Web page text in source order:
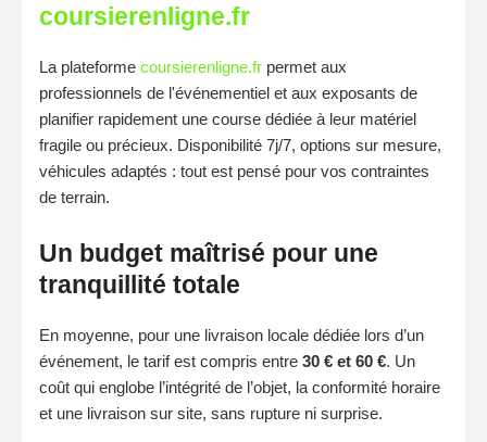
coursierenligne.fr
La plateforme coursierenligne.fr permet aux
professionnels de l'événementiel et aux exposants de
planifier rapidement une course dédiée à leur matériel
fragile ou précieux. Disponibilité 7j/7, options sur mesure,
véhicules adaptés : tout est pensé pour vos contraintes
de terrain.
Un budget maîtrisé pour une
tranquillité totale
En moyenne, pour une livraison locale dédiée lors d’un
événement, le tarif est compris entre 30 € et 60 €. Un
coût qui englobe l’intégrité de l’objet, la conformité horaire
et une livraison sur site, sans rupture ni surprise.